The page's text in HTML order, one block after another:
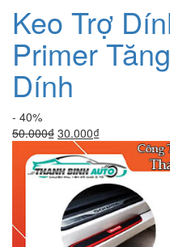
Keo Trợ
Primer
Dính
- 40%
50.000₫ Giá
gốc
là:
50.000₫.
30.000₫Giá
tại
là:
30.000₫.